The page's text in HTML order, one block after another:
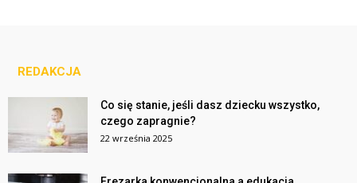
REDAKCJA
Co się stanie, jeśli dasz dziecku wszystko,
czego zapragnie?
22 września 2025